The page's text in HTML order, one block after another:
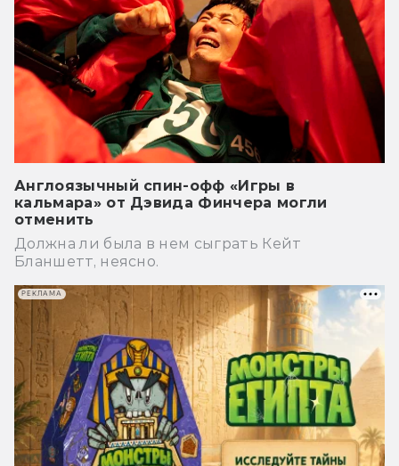
Англоязычный спин-офф «Игры в
кальмара» от Дэвида Финчера могли
отменить
Должна ли была в нем сыграть Кейт
Бланшетт, неясно.
РЕКЛАМА